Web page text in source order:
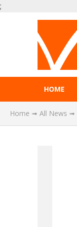
;
HOME
Home ➟ All News ➟